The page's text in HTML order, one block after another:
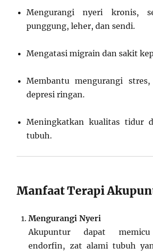
Mengurangi nyeri kronis,
punggung, leher, dan sendi.
Mengatasi migrain dan sakit
Membantu mengurangi stres,
depresi ringan.
Meningkatkan kualitas tidur
tubuh.
Manfaat Terapi
Mengurangi Nyeri
Akupuntur dapat memicu
endorfin, zat alami tubuh